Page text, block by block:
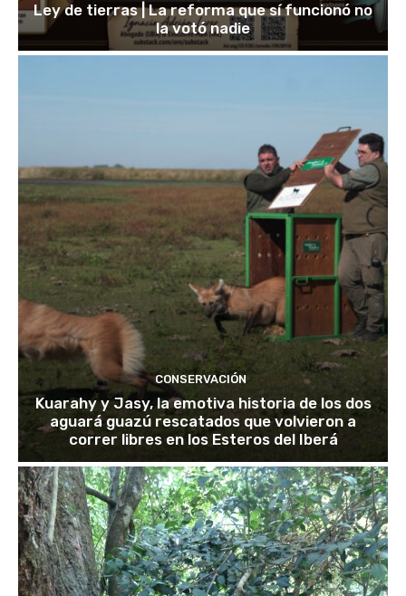
Ley de tierras | La reforma que sí funcionó no
la votó nadie
CONSERVACIÓN
Kuarahy y Jasy, la emotiva historia de los dos
aguará guazú rescatados que volvieron a
correr libres en los Esteros del Iberá